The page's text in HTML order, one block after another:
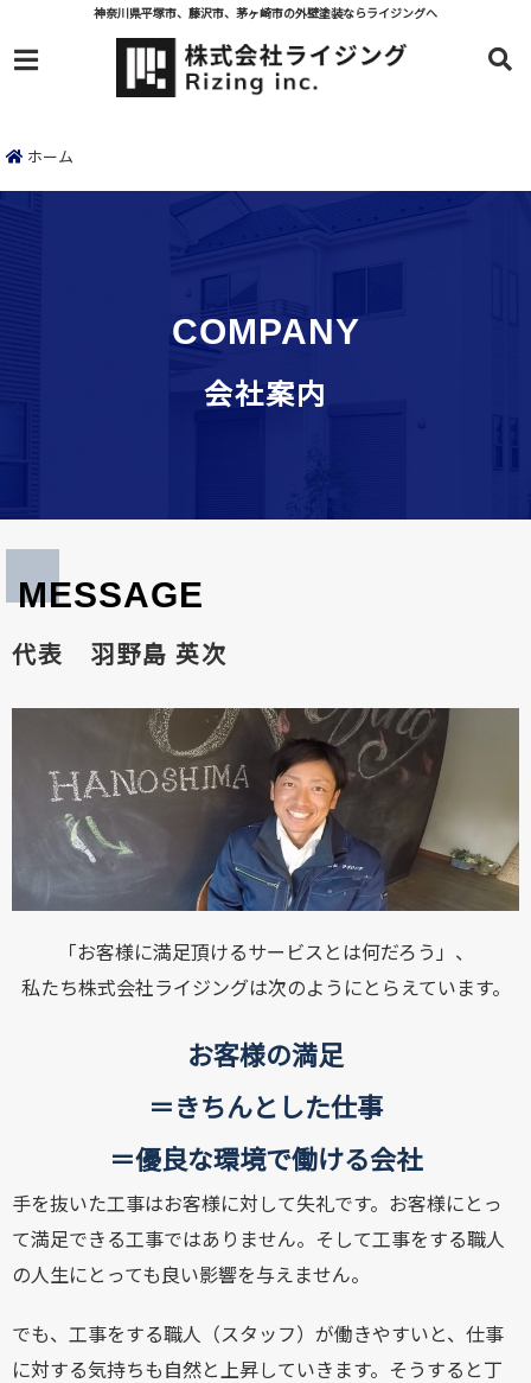
神奈川県平塚市、藤沢市、茅ヶ崎市の外壁塗装ならライジングへ
menu
ホーム
COMPANY
会社案内
MESSAGE
代表 羽野島 英次
「お客様に満足頂けるサービスとは何だろう」、
私たち株式会社ライジングは次のようにとらえています。
お客様の満足
＝きちんとした仕事
＝優良な環境で働ける会社
手を抜いた工事はお客様に対して失礼です。お客様にとっ
て満足できる工事ではありません。そして工事をする職人
の人生にとっても良い影響を与えません。
でも、工事をする職人（スタッフ）が働きやすいと、仕事
に対する気持ちも自然と上昇していきます。そうすると丁